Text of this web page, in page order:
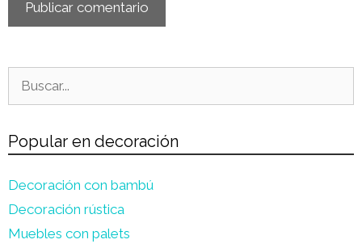
Popular en decoración
Decoración con bambú
Decoración rústica
Muebles con palets